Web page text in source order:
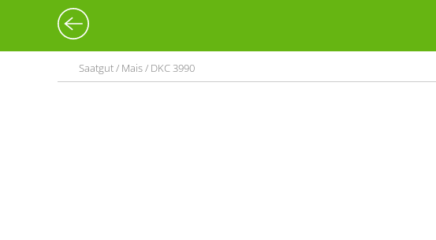
Saatgut / Mais / DKC 3990